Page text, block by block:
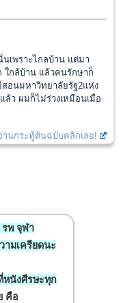
เพราะไกลบ้าน แต่มา
กล้บ้าน แล้วคนรักษาก็
อนมหาวิทยาลัยรัฐ2แห่ง
ว ผมก็ไม่ร่วงเหมือนเมื่อ
านกระทู้ต้นฉบับคลิกเลย!
รพ จุฬา
ามเครียดนะ
หนังศีรษะทุก
คือ